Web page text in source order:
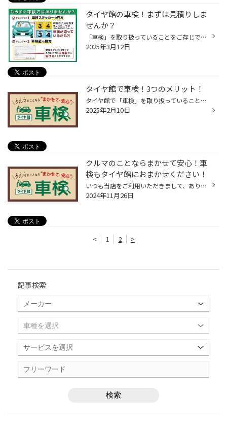
タイヤ館の車検！まずは見積りしま
せんか？
「車検」を取り扱っていることをご存じですか？ タイヤだけではなく、オイルやバッテリー交換など、メンテナンスも幅広く手掛けており、 車検も安心して、当店におまかせいただくことができます！ まずはお客様のおクルマに貼ってある「車検シール」を確認しましょう！ 特に車検シールが「3月・4月...
2025年3月12日
タイヤ館で車検！3つのメリット！
タイヤ館で「車検」を取り扱っていることをご存じですか？ タイヤだけではなく、オイルやバッテリーの交換など、メンテナンスも幅広く手掛けており、 車検も安心してタイヤ館におまかせいただくことができます！ タイヤ館で車検を受ける3つのメリット！ ＜メリット その1＞交換部品がお得！ タイヤ...
2025年2月10日
クルマのことならまかせて安心！車
検もタイヤ館におまかせください！
いつも当店をご利用いただきまして、ありがとうございます。 突然ですが、 タイヤ館でおクルマの車検も取り扱っていることご存じですか？ タイヤ館といえば、タイヤ専門店というイメージから、 タイヤを購入するだけのお店というイメージを持たれているお客様も多く、 車検も取り扱っていることをお...
2024年11月26日
< 1 2 >
記事検索